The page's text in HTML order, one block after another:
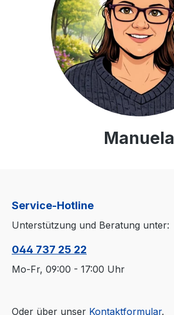
Manuela
Service-Hotline
Unterstützung und Beratung unter:
044 737 25 22
Mo-Fr, 09:00 - 17:00 Uhr
Oder über unser Kontaktformular.